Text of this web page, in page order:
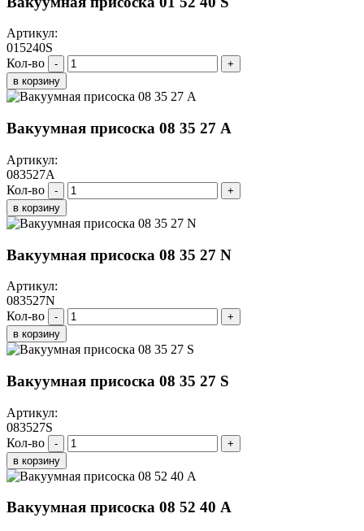
Артикул:
015240S
Кол-во
-
+
в корзину
Вакуумная присоска 08 35 27 A
Артикул:
083527A
Кол-во
-
+
в корзину
Вакуумная присоска 08 35 27 N
Артикул:
083527N
Кол-во
-
+
в корзину
Вакуумная присоска 08 35 27 S
Артикул:
083527S
Кол-во
-
+
в корзину
Вакуумная присоска 08 52 40 A